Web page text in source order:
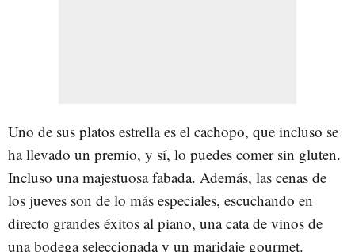
Uno de sus platos estrella es el cachopo, que incluso se
ha llevado un premio, y sí, lo puedes comer sin gluten.
Incluso una majestuosa fabada. Además, las cenas de
los jueves son de lo más especiales, escuchando en
directo grandes éxitos al piano, una cata de vinos de
una bodega seleccionada y un maridaje gourmet.